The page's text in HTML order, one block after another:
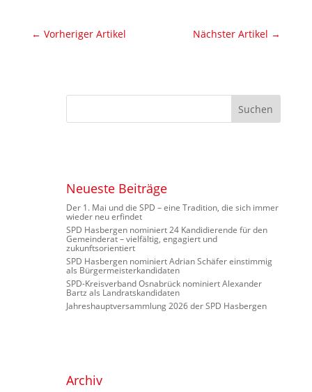
← Vorheriger Artikel Nächster Artikel →
Neueste Beiträge
Der 1. Mai und die SPD – eine Tradition, die sich immer
wieder neu erfindet
SPD Hasbergen nominiert 24 Kandidierende für den
Gemeinderat – vielfältig, engagiert und
zukunftsorientiert
SPD Hasbergen nominiert Adrian Schäfer einstimmig
als Bürgermeisterkandidaten
SPD-Kreisverband Osnabrück nominiert Alexander
Bartz als Landratskandidaten
Jahreshauptversammlung 2026 der SPD Hasbergen
Archiv